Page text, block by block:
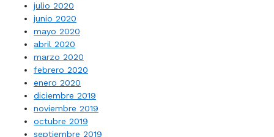
julio 2020
junio 2020
mayo 2020
abril 2020
marzo 2020
febrero 2020
enero 2020
diciembre 2019
noviembre 2019
octubre 2019
septiembre 2019